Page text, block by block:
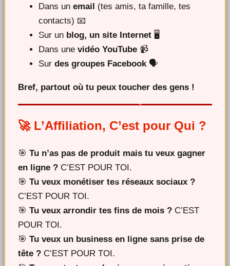
Dans un email
(tes amis, ta famille, tes
contacts) 📧
Sur un blog, un site Internet 🖥
Dans une vidéo YouTube 📹
Sur des groupes Facebook🗣
Bref, partout où tu peux toucher des gens !
🚀 L’Affiliation, C’est pour Qui ?
🎯 Tu n’as pas de produit mais tu veux gagner
en ligne ? C’EST POUR TOI.
🎯 Tu veux monétiser tes réseaux sociaux ?
C’EST POUR TOI.
🎯 Tu veux arrondir tes fins de mois ? C’EST
POUR TOI.
🎯 Tu veux un business en ligne sans prise de
tête ? C’EST POUR TOI.